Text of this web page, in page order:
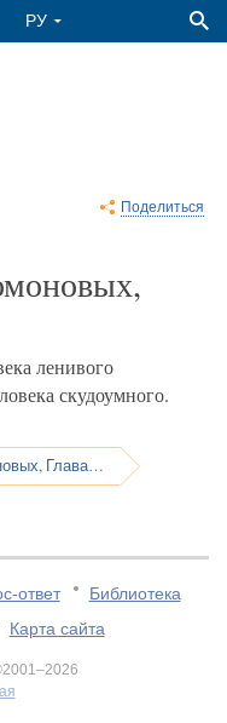
Поделиться
ленивого
скудоумного.
Книга Притчей Соломоновых, Глава 24
ответ
Библиотека
Карта сайта